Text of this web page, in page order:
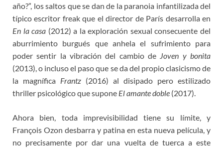
año?”, los saltos que se dan de la paranoia infantilizada del
típico escritor freak que el director de París desarrolla en
En la casa (2012) a la exploración sexual consecuente del
aburrimiento burgués que anhela el sufrimiento para
poder sentir la vibración del cambio de Joven y bonita
(2013), o incluso el paso que se da del propio clasicismo de
la magnífica Frantz (2016) al disipado pero estilizado
thriller psicológico que supone El amante doble (2017).
Ahora bien, toda imprevisibilidad tiene su límite, y
François Ozon desbarra y patina en esta nueva película, y
no precisamente por dar una vuelta de tuerca a este